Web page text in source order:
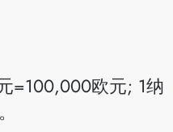
=100,000欧元; 1纳